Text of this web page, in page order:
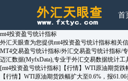
首
mt4投资盈亏统计指标
外汇天眼查为您提供mt4投资盈亏统计指标相关
MT4交易盈亏统计指标/外汇交易盈亏统计指标/
迈汇数据(MyfxData),专业于外汇交易数据统计
[mt4投资盈亏统计指标] 【行情】WTI原油期货跌
【行情】WTI原油期货跌幅扩大至0.6%，报61.06